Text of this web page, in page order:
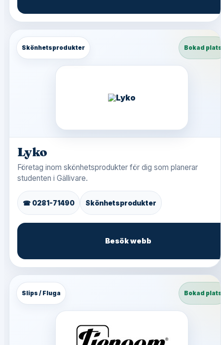
Skönhetsprodukter Bokad
Lyko
Företag inom skönhetsprodukter för dig som planerar
studenten i Gällivare.
☎ 0281-71490 Skönhetsprodukter
Besök webb
Slips / Fluga Bokad